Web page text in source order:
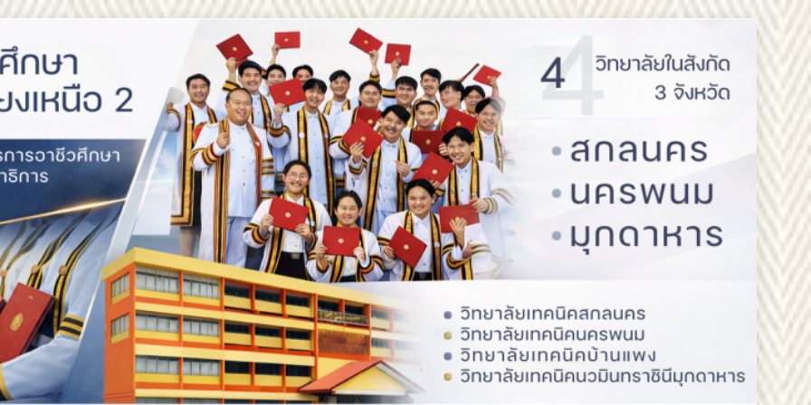
สถาบันการอาชีวศึกษาภาคตะวันออกเฉียงเหนือ 2 ขอแสดงความยินดี
สถาบันการอาชีวศึกษาภาคตะวันออกเฉียงเหนือ 2 ขอแสดงความยินดี
สถาบันการอาชีวศึกษาภาคตะวันออกเฉียงเหนือ 2 ประกาศสรรหากรรมการสภาสถาบันผู้ทรงคุณวุฒิ